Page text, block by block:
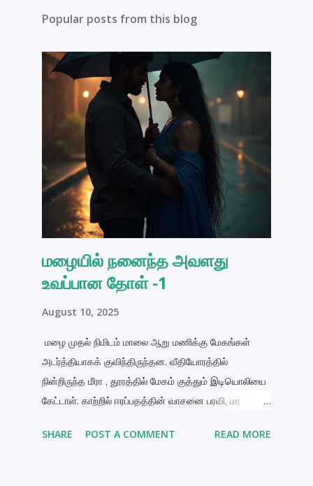
Popular posts from this blog
மழையில் நனைந்த அவளது
உவப்பான தோள் -1
August 10, 2025
மழை முதல் நிமிடம் மாலை ஆறு மணிக்கு மேகங்கள்
அடர்த்தியாகக் குவிந்திருந்தன. வீதியோரத்தில்
நின்றிருந்த மீரா , தூரத்தில் மேகம் குத்தும் இடியொலியை
கேட்டாள். காற்றில் ஈரப்பதத்தின் வாசனை பரவி, மர
சேலையின் பல்லுவைச் சற்று பிடித்துக் கொண்டாள். ஒரு
SHARE POST A COMMENT READ MORE